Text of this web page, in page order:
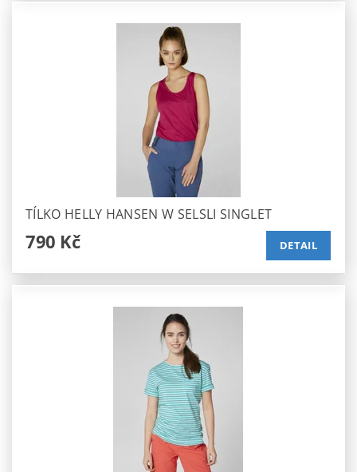
TÍLKO HELLY HANSEN W SELSLI SINGLET
790 Kč DETAIL